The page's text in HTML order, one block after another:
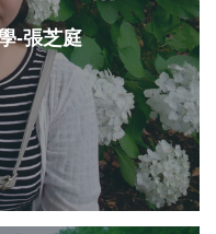
-張芝庭